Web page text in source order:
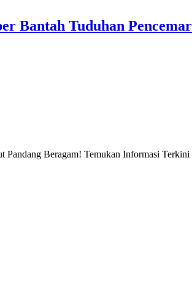
Bantah Tuduhan
Pandang Beragam! Temukan Informasi